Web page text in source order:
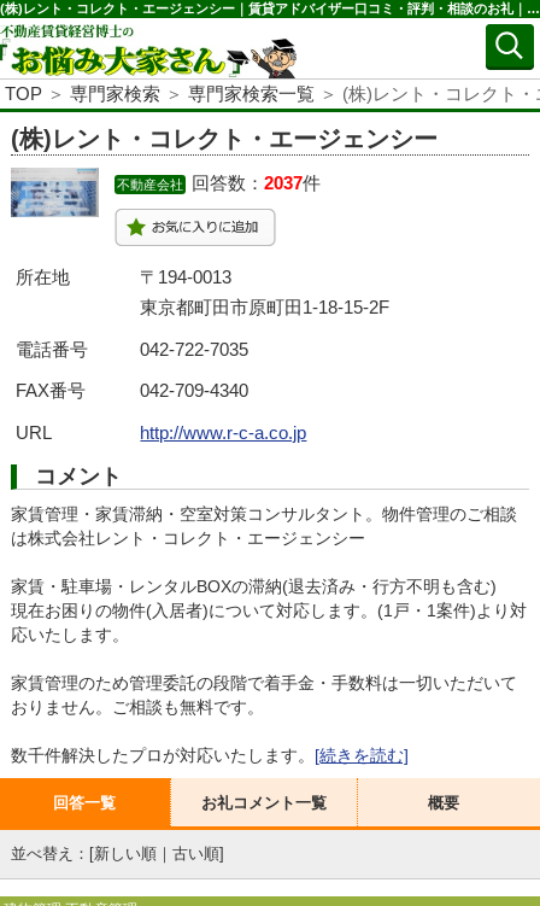
(株)レント・コレクト・エージェンシー｜賃貸アドバイザー口コミ・評判・相談のお礼｜お悩み大家さん
TOP ＞専門家検索 ＞専門家検索一覧 ＞ (株)レント・コレクト
(株)レント・コレクト・エージェンシー
不動産会社 回答数： 2037件
所在地
〒194-0013
東京都町田市原町田1-18-15-2F
電話番号 042-722-7035
FAX番号 042-709-4340
URL http://www.r-c-a.co.jp
コメント
家賃管理・家賃滞納・空室対策コンサルタント。物件管理のご相談
は株式会社レント・コレクト・エージェンシー
家賃・駐車場・レンタルBOXの滞納(退去済み・行方不明も含む)
現在お困りの物件(入居者)について対応します。(1戸・1案件)より対
応いたします。
家賃管理のため管理委託の段階で着手金・手数料は一切いただいて
おりません。ご相談も無料です。
数千件解決したプロが対応いたします。 [続きを読む]
回答一覧 お礼コメント一覧 概要
並べ替え：[新しい順｜ 古い順]